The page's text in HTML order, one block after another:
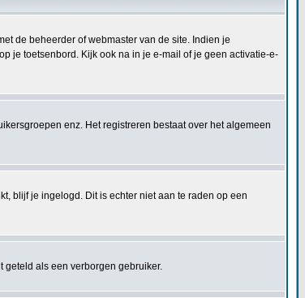
de beheerder of webmaster van de site. Indien je
je toetsenbord. Kijk ook na in je e-mail of je geen activatie-e-
enz. Het registreren bestaat over het algemeen
blijf je ingelogd. Dit is echter niet aan te raden op een
geteld als een verborgen gebruiker.